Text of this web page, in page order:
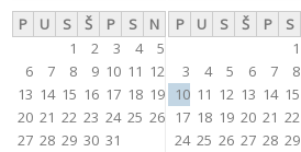
P
U S Š P S
N
1
2 3 4
5
6
7 8 9 10 11 12
13 14 15 16 17 18 19
20 21 22 23 24 25 26
27 28 29 30 31
P
U S Š P S
1
3
4 5 6 7 8
10 11 12 13 14 15
17 18 19 20 21 22
24 25 26 27 28 29